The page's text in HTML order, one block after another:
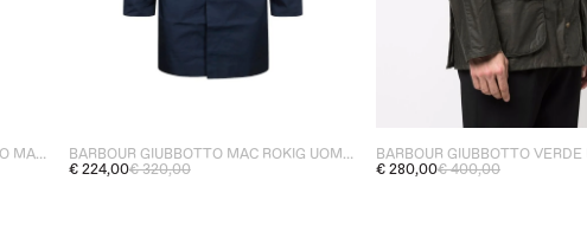
BARBOUR GIUBBOTTO BEIGE UOMO MAC LEGGERA ROKIG
BARBOUR GIUBBOTTO MAC ROKIG UOMO BLU
€ 224,00€ 320,00
€ 280,00€ 400,00